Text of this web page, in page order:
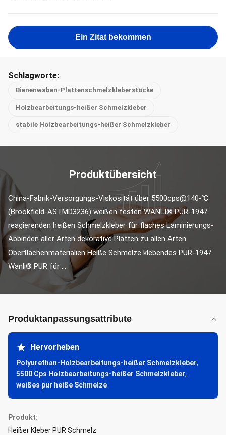
Ein Zitat bekommen
Schlagworte:
Bienenwaben-Plattenschmelzkleberstöcke
Holzbearbeitungs-heißer Schmelzkleber
stabile Holzbearbeitungs-heißer Schmelzkleber
Produktübersicht
China-Fabrik-Versorgungs-Viskosität über 5500cps@140-℃
(Brookfield-ASTMD3236) weißen festen WANLI® PUR-1947
reagierenden heißen Schmelzkleber für flaches Laminierungs-
Abbinden aller Arten dekorative Platten zu allen Arten
Oberflächenmaterialien Heiße Schmelze klebendes PUR-1947
Wanli® PUR für ...
Produktanpassungsattribute
Hervorheben
Polyurethan-Holzbearbeitungs-heißer Schmelzkleber,
5500 Cps Holzbearbeitungs-heißer Schmelzkleber,
weißes pur heiße Schmelze
Produkt:
Heißer Kleber PUR Schmelz